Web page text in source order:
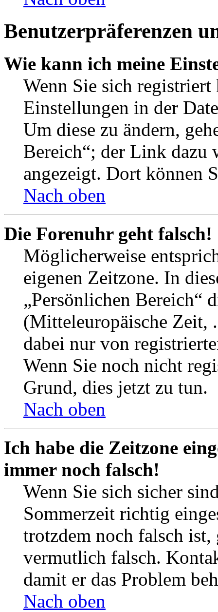
Benutzerpräferenzen
Wie kann ich meine
Wenn Sie sich
Einstellungen in der
Um diese zu ändern,
Bereich“; der Link dazu
angezeigt. Dort können
Nach oben
Die Forenuhr geht falsch!
Möglicherweise
eigenen Zeitzone. In
„Persönlichen Bereich“
(Mitteleuropäische Zeit,
dabei nur von
Wenn Sie noch nicht
Grund, dies jetzt zu tun.
Nach oben
Ich habe die Zeitzone
immer noch falsch!
Wenn Sie sich sicher
Sommerzeit richtig
trotzdem noch falsch ist,
vermutlich falsch.
damit er das Problem
Nach oben